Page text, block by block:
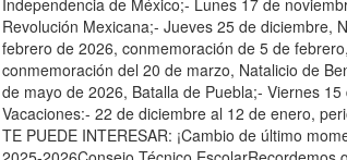
Independencia de México;- Lunes 17 de
Revolución Mexicana;- Jueves 25 de diciembre,
febrero de 2026, conmemoración de 5 de
conmemoración del 20 de marzo, Natalicio de
de mayo de 2026, Batalla de Puebla;- Viernes
Vacaciones:- 22 de diciembre al 12 de enero,
TE PUEDE INTERESAR: ¡Cambio de último